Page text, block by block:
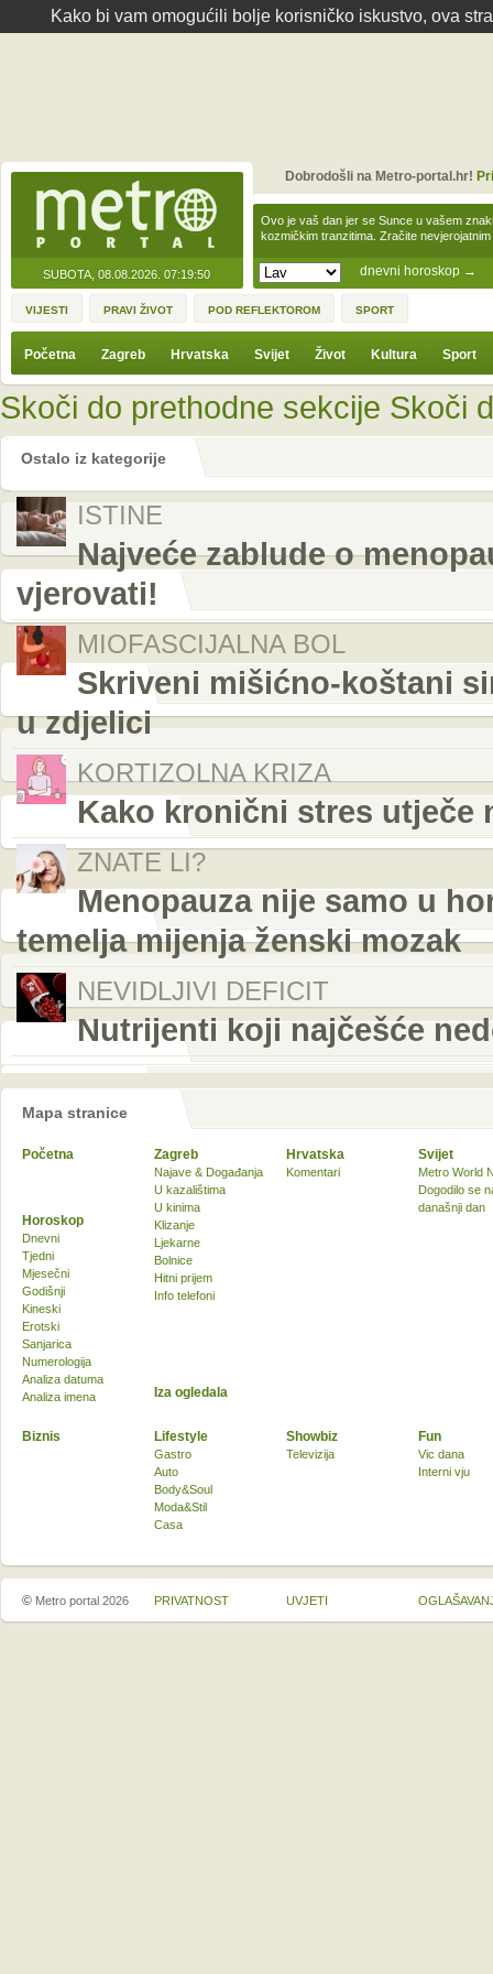
Kako bi vam omogućili bolje korisničko iskustvo, ova
SUBOTA, 08.08.2026. 07:19:50 dnevni horoskop →
Ovo je vaš dan jer se Sunce u vašem
kozmičkim tranzitima. Zračite
Dobrodošli na Metro-portal.hr!
VIJESTI PRAVI ŽIVOT POD REFLEKTOROM SPORT
Početna Zagreb Hrvatska Svijet Život Kultura Sport
Skoči do prethodne sekcije Skoči
Ostalo iz kategorije
ISTINE
Najveće zablude o
vjerovati!
MIOFASCIJALNA BOL
Skriveni mišićno-koštani
u zdjelici
KORTIZOLNA KRIZA
Kako kronični stres utječe
ZNATE LI?
Menopauza nije samo u
temelja mijenja ženski mozak
NEVIDLJIVI DEFICIT
Nutrijenti koji najčešće
Mapa stranice
Početna Zagreb
Najave & Događanja
U kazalištima
U kinima
Klizanje
Ljekarne
Bolnice
Hitni prijem
Info telefoni
Hrvatska
Komentari
Svijet
Metro World
Dogodilo se
današnji dan
Biznis Lifestyle
Gastro
Auto
Body&Soul
Moda&Stil
Casa
Showbiz
Televizija
Fun
Vic dana
Interni vju
Horoskop
Dnevni
Tjedni
Mjesečni
Godišnji
Kineski
Erotski
Sanjarica
Numerologija
Analiza datuma
Analiza imena
Iza ogledala
© Metro portal 2026 PRIVATNOST UVJETI